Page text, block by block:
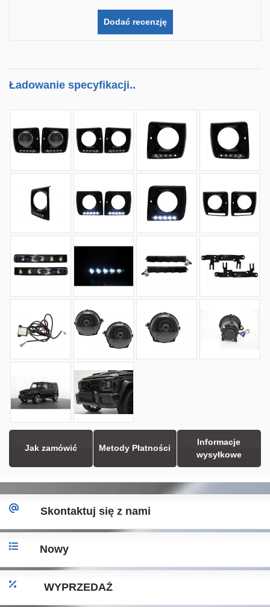
Dodać recenzję
Ładowanie specyfikacji..
Jak zamówić Metody Płatności
Informacje
wysyłkowe
Skontaktuj się z nami
Nowy
WYPRZEDAŻ